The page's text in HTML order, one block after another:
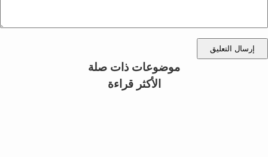
إرسال التعليق
موضوعات ذات صلة
الأكثر قراءة